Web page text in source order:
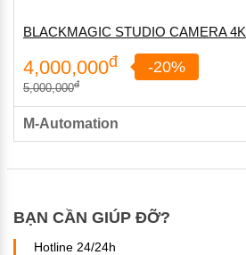
BLACKMAGIC STUDIO CAMERA 4K
4,000,000đ
5,000,000đ
-20%
M-Automation
BẠN CẦN GIÚP ĐỠ?
Hotline 24/24h